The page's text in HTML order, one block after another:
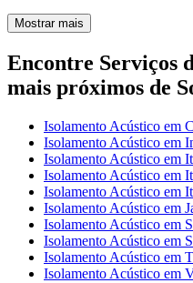
Mostrar mais
Encontre Serviços
mais próximos de
Isolamento Acústico em
Isolamento Acústico em
Isolamento Acústico em
Isolamento Acústico em
Isolamento Acústico em
Isolamento Acústico em
Isolamento Acústico em
Isolamento Acústico em
Isolamento Acústico em
Isolamento Acústico em